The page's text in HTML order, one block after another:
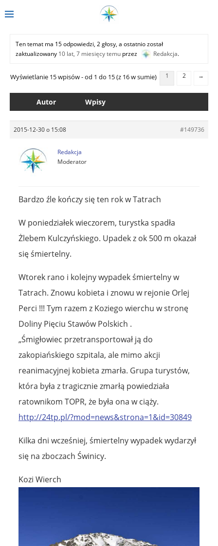
Ten temat ma 15 odpowiedzi, 2 głosy, a ostatnio został
zaktualizowany 10 lat, 7 miesięcy temu przez Redakcja.
Wyświetlanie 15 wpisów - od 1 do 15 (z 16 w sumie) 1 2 →
Autor Wpisy
2015-12-30 o 15:08 #149736
Redakcja
Moderator
Bardzo źle kończy się ten rok w Tatrach
W poniedziałek wieczorem, turystka spadła
Żlebem Kulczyńskiego. Upadek z ok 500 m okazał
się śmiertelny.
Wtorek rano i kolejny wypadek śmiertelny w
Tatrach. Znowu kobieta i znowu w rejonie Orlej
Perci !!! Tym razem z Koziego wierchu w stronę
Doliny Pięciu Stawów Polskich .
„Śmigłowiec przetransportował ją do
zakopiańskiego szpitala, ale mimo akcji
reanimacyjnej kobieta zmarła. Grupa turystów,
która była z tragicznie zmarłą powiedziała
ratownikom TOPR, że była ona w ciąży.
http://24tp.pl/?mod=news&strona=1&id=30849
Kilka dni wcześniej, śmiertelny wypadek wydarzył
się na zboczach Świnicy.
Kozi Wierch